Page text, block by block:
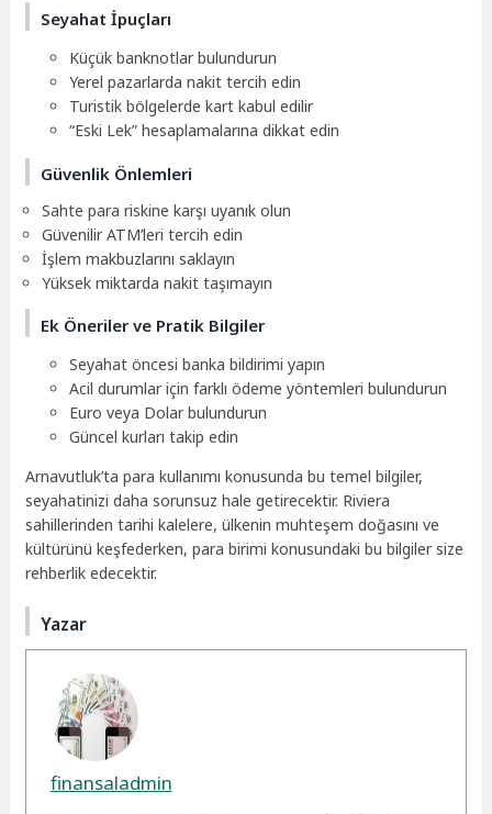
Seyahat İpuçları
Küçük banknotlar bulundurun
Yerel pazarlarda nakit tercih edin
Turistik bölgelerde kart kabul edilir
“Eski Lek” hesaplamalarına dikkat edin
Güvenlik Önlemleri
Sahte para riskine karşı uyanık olun
Güvenilir ATM’leri tercih edin
İşlem makbuzlarını saklayın
Yüksek miktarda nakit taşımayın
Ek Öneriler ve Pratik Bilgiler
Seyahat öncesi banka bildirimi yapın
Acil durumlar için farklı ödeme yöntemleri bulundurun
Euro veya Dolar bulundurun
Güncel kurları takip edin
Arnavutluk’ta para kullanımı konusunda bu temel bilgiler,
seyahatinizi daha sorunsuz hale getirecektir. Riviera
sahillerinden tarihi kalelere, ülkenin muhteşem doğasını ve
kültürünü keşfederken, para birimi konusundaki bu bilgiler size
rehberlik edecektir.
Yazar
finansaladmin